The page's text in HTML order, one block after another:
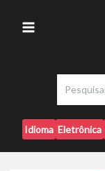
Menu
Idioma Eletrônica
Automóveis